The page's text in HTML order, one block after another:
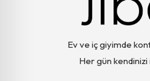
Ev ve iç giyimde
Her gün kendinizi